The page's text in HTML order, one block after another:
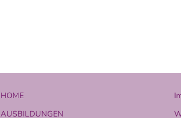
HOME
AUSBILDUNGEN